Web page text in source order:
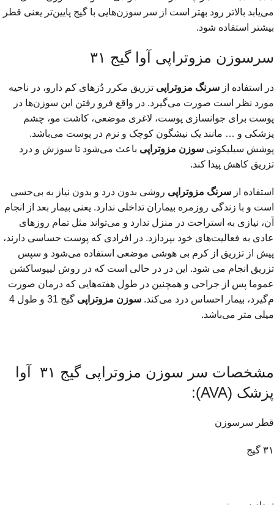
می‌یابد بالاتر رود بهتر است از سر سوزن‌هایی با گیج پایین‌تر یعنی قطر
بیشتر استفاده شود.
سرسوزن مزوتراپی آوا گیج ۳۱
در استفاده از سرنگ مزوتراپی تزریق مکرر دُزهای کم دارو، در ناحیه
مورد نظر است صورت می‌گیرد. در واقع فرو رفتن این سوزن‌ها در
پوست برای جوانسازی پوست، لاغری موضعی، کاشت مو، چشم
پزشکی و … مانند یک نیشگون کوچک و نرم در پوست می‌باشد.
پوشش سیلیکونی سوزن مزوتراپی باعث می‌شود تا سوزش و درد
تزریق کاهش پیدا کند.
استفاده از سرنگ مزوتراپی روشی بدون درد و بدون نیاز به بی‌حسی
است و با زندگی روزمره بیماران تداخلی ندارد. یعنی بیمار بعد از انجام
آن، نیازی به استراحت در منزل ندارد و می‌تواند مثل تمام روزهای
عادی به فعالیت‌های خود بپردازد. در افرادی که پوست حساسی دارند،
پیش از تزریق از کرم بی هوشی موضعی استفاده می‌شود و سپس
تزریق انجام می شود. این در در حالی است که در روش لیپوساکشن
عموما پس از جراحی و همچنین در طول هفته‌هایی که درمان صورت
م‌گیرد، بیمار احساس درد می‌کند. سوزن مزوتراپی
گیج 31 و طول 4
میلی متر می‌باشد.
مشخصات سر سوزن مزوتراپی گیج ۳۱ آوا
پزشک (AVA):
قطر سرسوزن
۳۱ گیج